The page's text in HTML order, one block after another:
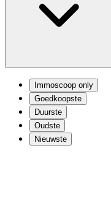
Immoscoop only
Goedkoopste
Duurste
Oudste
Nieuwste